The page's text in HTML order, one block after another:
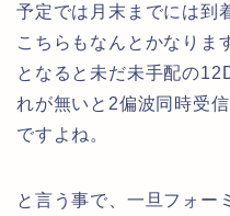
予定では月末までには到
こちらもなんとかなりま
となると未だ未手配の
れが無いと2偏波同時受
ですよね。
と言う事で、一旦フォー